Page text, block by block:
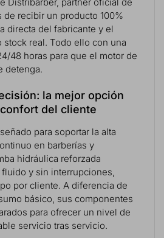
de recibir un producto 100%
directa del fabricante y el
stock real. Todo ello con una
48 horas para que el motor de
detenga.
la mejor opción
del cliente
para soportar la alta
en barberías y
hidráulica reforzada
y sin interrupciones,
por cliente. A diferencia de
básico, sus componentes
para ofrecer un nivel de
servicio tras servicio.